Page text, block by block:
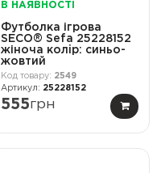
В НАЯВНОСТІ
Футболка ігрова
SECO® Sefa 25228152
жіноча колiр: синьо-
жовтий
2549
25228152
555грн